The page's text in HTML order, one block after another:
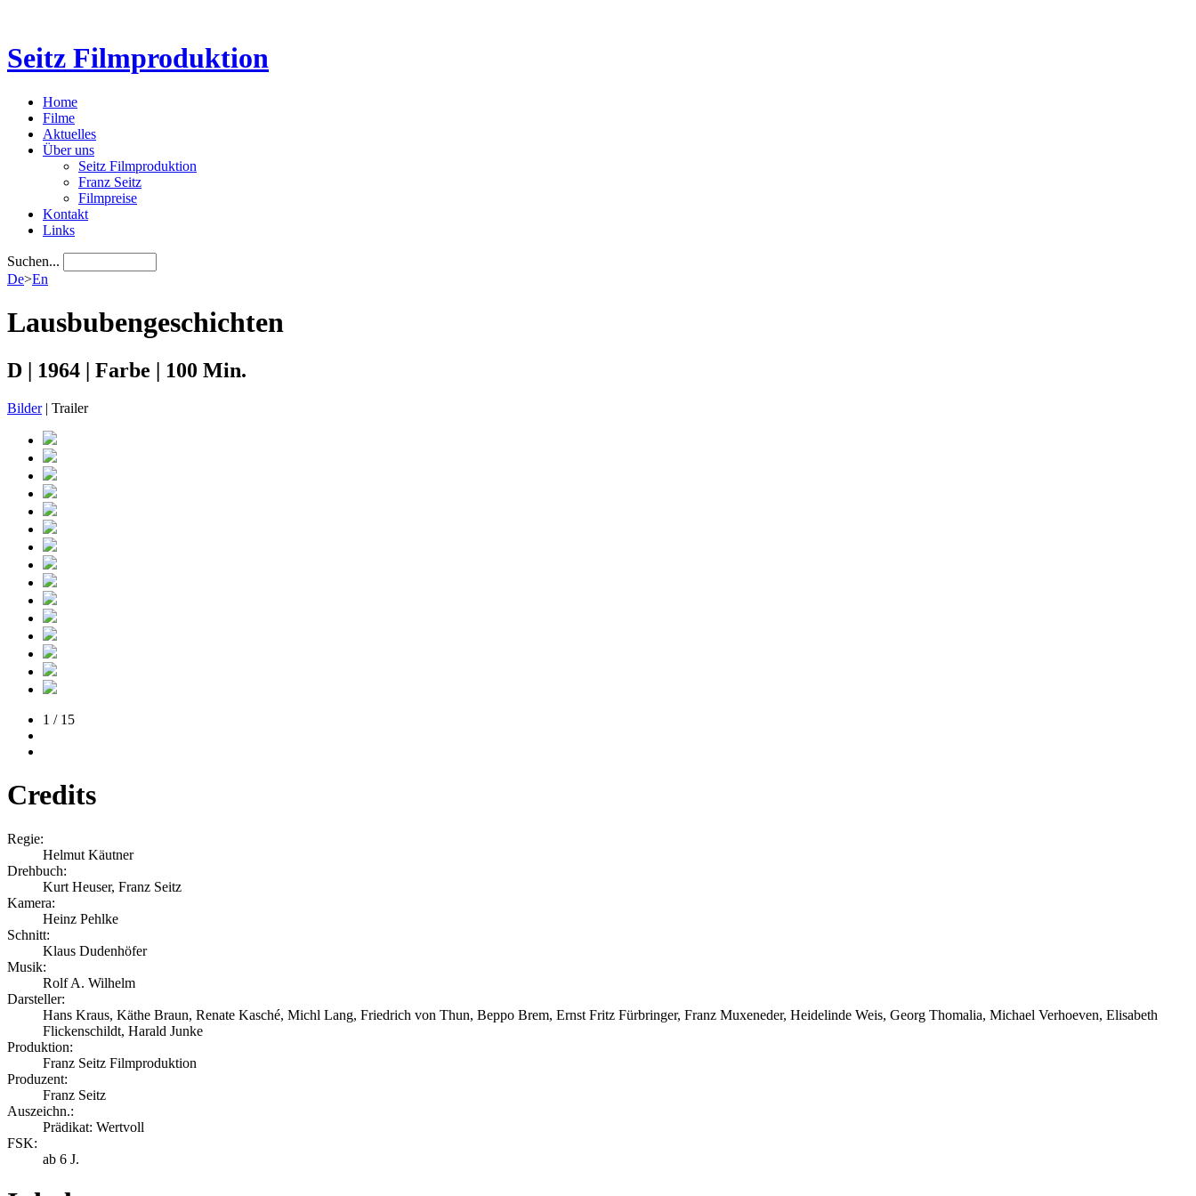
Seitz Filmproduktion
Home
Filme
Aktuelles
Über uns
Seitz Filmproduktion
Franz Seitz
Filmpreise
Kontakt
Links
Suchen...
De>En
Lausbubengeschichten
D | 1964 | Farbe | 100 Min.
Bilder| Trailer
1 / 15
Credits
Regie:
Helmut Käutner
Drehbuch:
Kurt Heuser, Franz Seitz
Kamera:
Heinz Pehlke
Schnitt:
Klaus Dudenhöfer
Musik:
Rolf A. Wilhelm
Darsteller:
Hans Kraus, Käthe Braun, Renate Kasché, Michl Lang, Friedrich von Thun, Beppo Brem, Ernst Fritz Fürbringer, Franz Muxeneder, Heidelinde Weis, Georg Thomalia, Michael Verhoeven, Elisabeth
Flickenschildt, Harald Junke
Produktion:
Franz Seitz Filmproduktion
Produzent:
Franz Seitz
Auszeichn.:
Prädikat: Wertvoll
FSK:
ab 6 J.